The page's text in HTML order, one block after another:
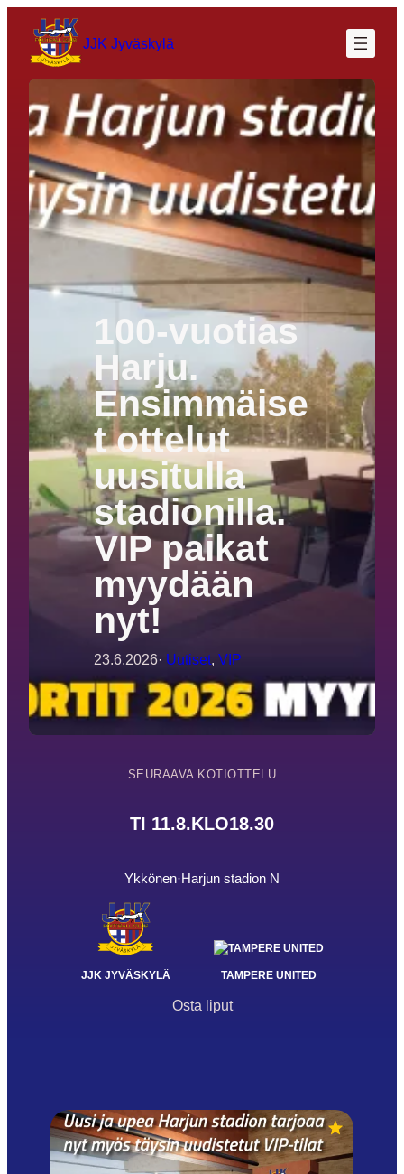
sisältöön
JJK Jyväskylä
100-vuotias
Harju.
Ensimmäise
t ottelut
uusitulla
stadionilla.
VIP paikat
myydään
nyt!
23.6.2026· Uutiset, VIP
SEURAAVA KOTIOTTELU
TI 11.8.KLO18.30
Ykkönen·Harjun stadion N
JJK JYVÄSKYLÄ TAMPERE UNITED
Osta liput